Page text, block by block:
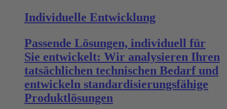
Individuelle Entwicklung
Passende Lösungen, individuell für
Sie entwickelt: Wir analysieren Ihren
tatsächlichen technischen Bedarf und
entwickeln standardisierungsfähige
Produktlösungen